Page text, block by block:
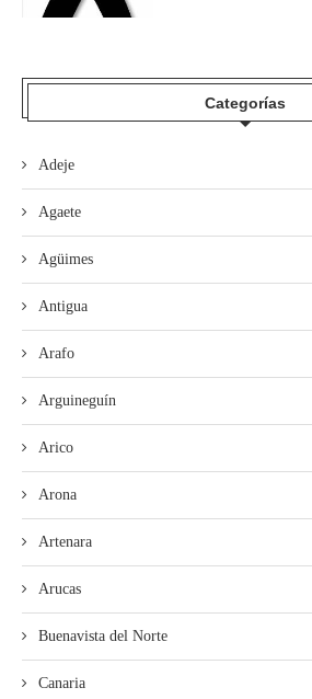
Categorías
Adeje
Agaete
Agüimes
Antigua
Arafo
Arguineguín
Arico
Arona
Artenara
Arucas
Buenavista del Norte
Canaria